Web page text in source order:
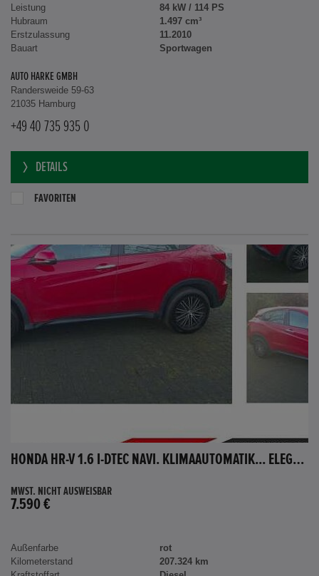
Leistung
84 kW / 114 PS
Hubraum
1.497 cm³
Erstzulassung
11.2010
Bauart
Sportwagen
AUTO HARKE GMBH
Randersweide 59-63
21035 Hamburg
+49 40 735 935 0
DETAILS
FAVORITEN
HONDA HR-V 1.6 I-DTEC NAVI. KLIMAAUTOMATIK... ELEGANCE
MWST. NICHT AUSWEISBAR
7.590 €
Außenfarbe
rot
Kilometerstand
207.324 km